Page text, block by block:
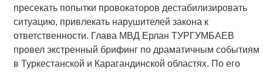
пресекать попытки провокаторов дестабилизировать
ситуацию, привлекать нарушителей закона к
ответственности. Глава МВД Ерлан ТУРГУМБАЕВ
провел экстренный брифинг по драматичным событиям
в Туркестанской и Карагандинской областях. По его